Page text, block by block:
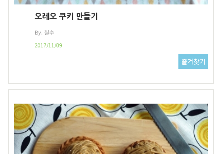
오레오 쿠키 만들기
By. 칠수
2017/11/09